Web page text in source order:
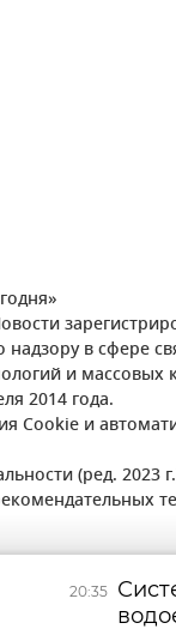
в сфере
и массовых
2014 года.
Cookie и
(ред. 2023
20:35